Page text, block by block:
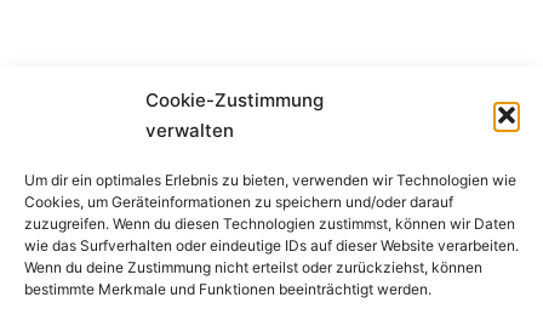
Cookie-Zustimmung
verwalten
Um dir ein optimales Erlebnis zu bieten, verwenden wir Technologien wie
Cookies, um Geräteinformationen zu speichern und/oder darauf
zuzugreifen. Wenn du diesen Technologien zustimmst, können wir Daten
wie das Surfverhalten oder eindeutige IDs auf dieser Website verarbeiten.
Wenn du deine Zustimmung nicht erteilst oder zurückziehst, können
bestimmte Merkmale und Funktionen beeinträchtigt werden.
Impressum
Datenschutzerklärung